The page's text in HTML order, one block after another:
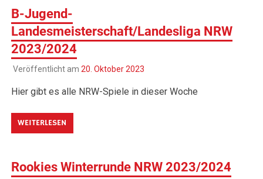
B-Jugend-
Landesmeisterschaft/Landesliga NRW
2023/2024
Veröffentlicht am 20. Oktober 2023
Hier gibt es alle NRW-Spiele in dieser Woche
WEITERLESEN
Rookies Winterrunde NRW 2023/2024